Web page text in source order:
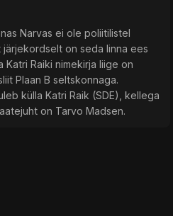
Narvas ei ole poliitilistel
on seda linna ees
Raiki nimekirja liige on
Plaan B seltskonnaga.
külla Katri Raik (SDE), kellega
on Tarvo Madsen.